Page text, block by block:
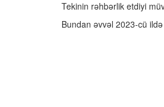
Tekinin rəhbərlik etdiyi
Bundan əvvəl 2023-cü ildə